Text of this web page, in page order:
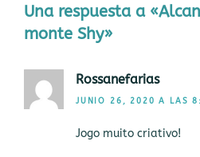
Una respuesta a
monte Shy»
Rossanefarias
JUNIO 26, 2020 A LAS
Jogo muito criativo!